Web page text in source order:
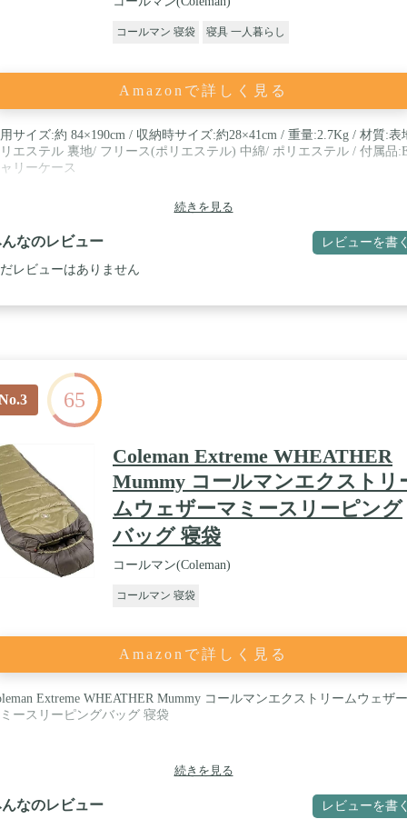
コールマン 寝袋 寝具 一人暮らし
Amazonで詳しく見る
サイズ:約 84×190cm / 収納時サイズ:約28×41cm / 重量:2.7Kg / 材質:表
エステル 裏地/ フリース(ポリエステル) 中綿/ ポリエステル / 付属品
リーケース
続きを見る
なのレビュー レビューを書く
レビューはありません
65
Coleman Extreme WHEATHER
Mummy コールマンエクストリ
ムウェザーマミースリーピング
バッグ 寝袋
コールマン(Coleman)
コールマン 寝袋
Amazonで詳しく見る
Extreme WHEATHER Mummy コールマンエクストリームウェザー
ースリーピングバッグ 寝袋
続きを見る
なのレビュー レビューを書く